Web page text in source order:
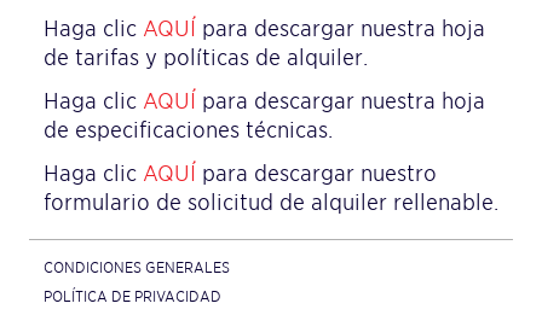
Haga clic AQUÍ para descargar nuestra hoja
de tarifas y políticas de alquiler.
Haga clic AQUÍ para descargar nuestra hoja
de especificaciones técnicas.
Haga clic AQUÍ para descargar nuestro
formulario de solicitud de alquiler rellenable.
CONDICIONES GENERALES
POLÍTICA DE PRIVACIDAD